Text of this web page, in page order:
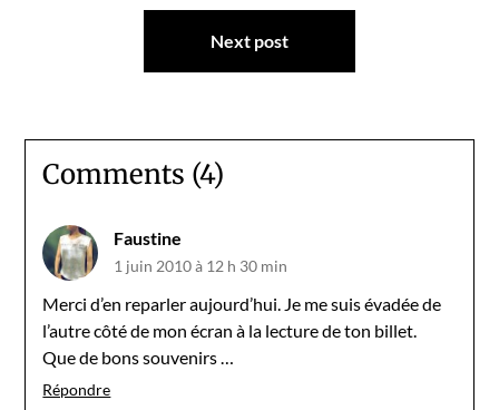
Next post
Comments (4)
Faustine
1 juin 2010 à 12 h 30 min
Merci d’en reparler aujourd’hui. Je me suis évadée de
l’autre côté de mon écran à la lecture de ton billet.
Que de bons souvenirs …
Répondre